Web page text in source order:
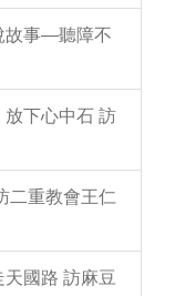
故事—聽障不
下心中石 訪
二重教會王仁
國路 訪麻豆